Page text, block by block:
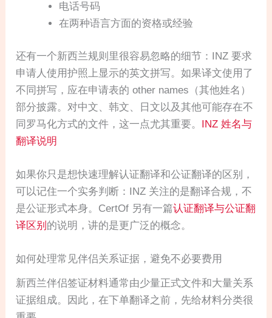
电话号码
在两种语言方面的资格或经验
还有一个新西兰规则里很容易忽略的细节：INZ 要求
申请人使用护照上显示的英文拼写。如果译文使用了
不同拼写，应在申请表的 other names（其他姓名）
部分披露。对中文、韩文、日文以及其他可能存在不
同罗马化方式的文件，这一点尤其重要。 INZ 姓名与
翻译说明
如果你只是想快速理解认证翻译和公证翻译的区别，
可以记住一个实务判断：INZ 关注的是翻译合规，不
是公证形式本身。CertOf 另有一篇认证翻译与公证翻
译区别 的说明，讲的是更广泛的概念。
如何处理常见伴侣关系证据，避免不必要费用
新西兰伴侣签证材料通常由少量正式文件和大量关系
证据组成。因此，在下单翻译之前，先给材料分类很